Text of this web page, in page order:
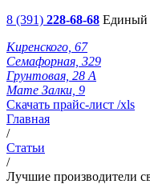
8 (391) 228-68-68 Единый
Киренского, 67
Семафорная, 329
Грунтовая, 28 А
Мате Залки, 9
Скачать прайс-лист /xls
Главная
/
Статьи
/
Лучшие производители